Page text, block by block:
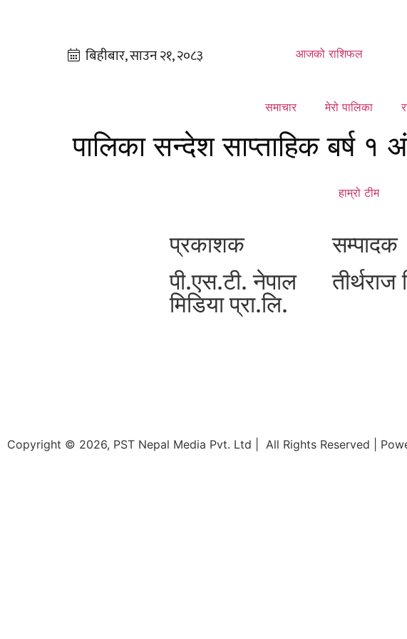
आजको राशिफल
समाचार मेरो पालिका
पालिका सन्देश साप्ताहिक बर्ष १
हाम्रो टीम
प्रकाशक
पी.एस.टी. नेपाल
मिडिया प्रा.लि.
सम्पादक
तीर्थराज
Copyright © 2026, PST Nepal Media Pvt. Ltd | All Rights Reserved |